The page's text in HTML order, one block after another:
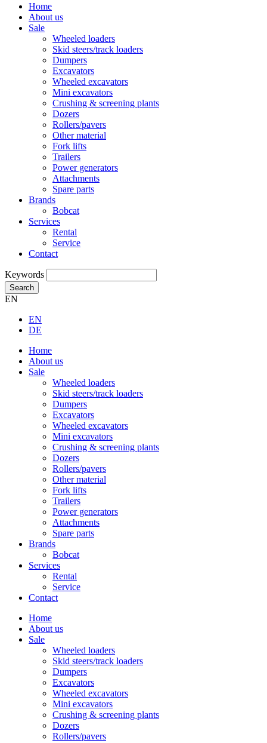
Home
About us
Sale
Wheeled loaders
Skid steers/track loaders
Dumpers
Excavators
Wheeled excavators
Mini excavators
Crushing & screening plants
Dozers
Rollers/pavers
Other material
Fork lifts
Trailers
Power generators
Attachments
Spare parts
Brands
Bobcat
Services
Rental
Service
Contact
Keywords
Search
EN
EN
DE
Home
About us
Sale
Wheeled loaders
Skid steers/track loaders
Dumpers
Excavators
Wheeled excavators
Mini excavators
Crushing & screening plants
Dozers
Rollers/pavers
Other material
Fork lifts
Trailers
Power generators
Attachments
Spare parts
Brands
Bobcat
Services
Rental
Service
Contact
Home
About us
Sale
Wheeled loaders
Skid steers/track loaders
Dumpers
Excavators
Wheeled excavators
Mini excavators
Crushing & screening plants
Dozers
Rollers/pavers